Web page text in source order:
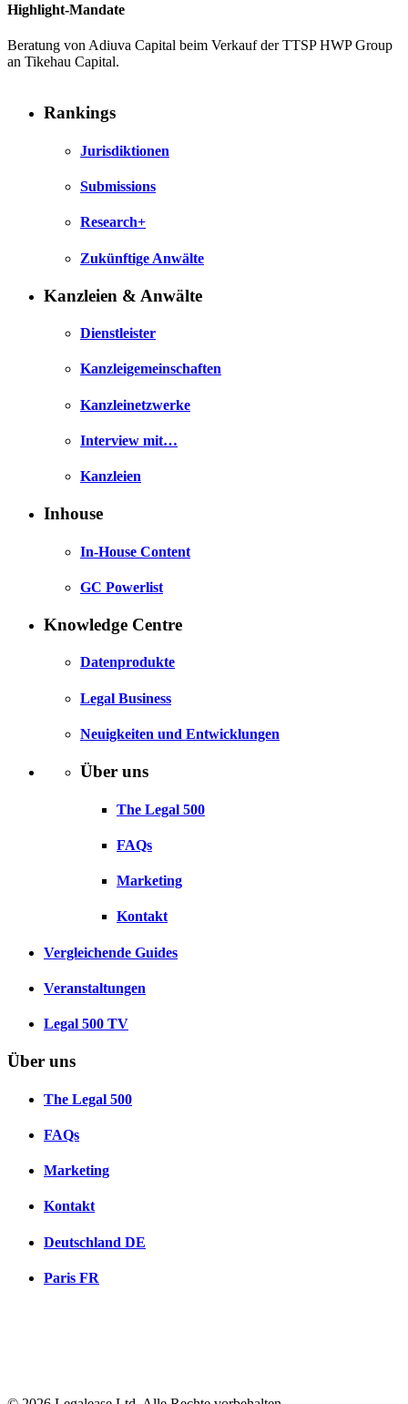
Highlight-Mandate
Beratung von Adiuva Capital beim Verkauf der TTSP HWP Group
an Tikehau Capital.
Rankings
Jurisdiktionen
Submissions
Research+
Zukünftige Anwälte
Kanzleien & Anwälte
Dienstleister
Kanzleigemeinschaften
Kanzleinetzwerke
Interview mit…
Kanzleien
Inhouse
In-House Content
GC Powerlist
Knowledge Centre
Datenprodukte
Legal Business
Neuigkeiten und Entwicklungen
Über uns
The Legal 500
FAQs
Marketing
Kontakt
Vergleichende Guides
Veranstaltungen
Legal 500 TV
Über uns
The Legal 500
FAQs
Marketing
Kontakt
Deutschland DE
Paris FR